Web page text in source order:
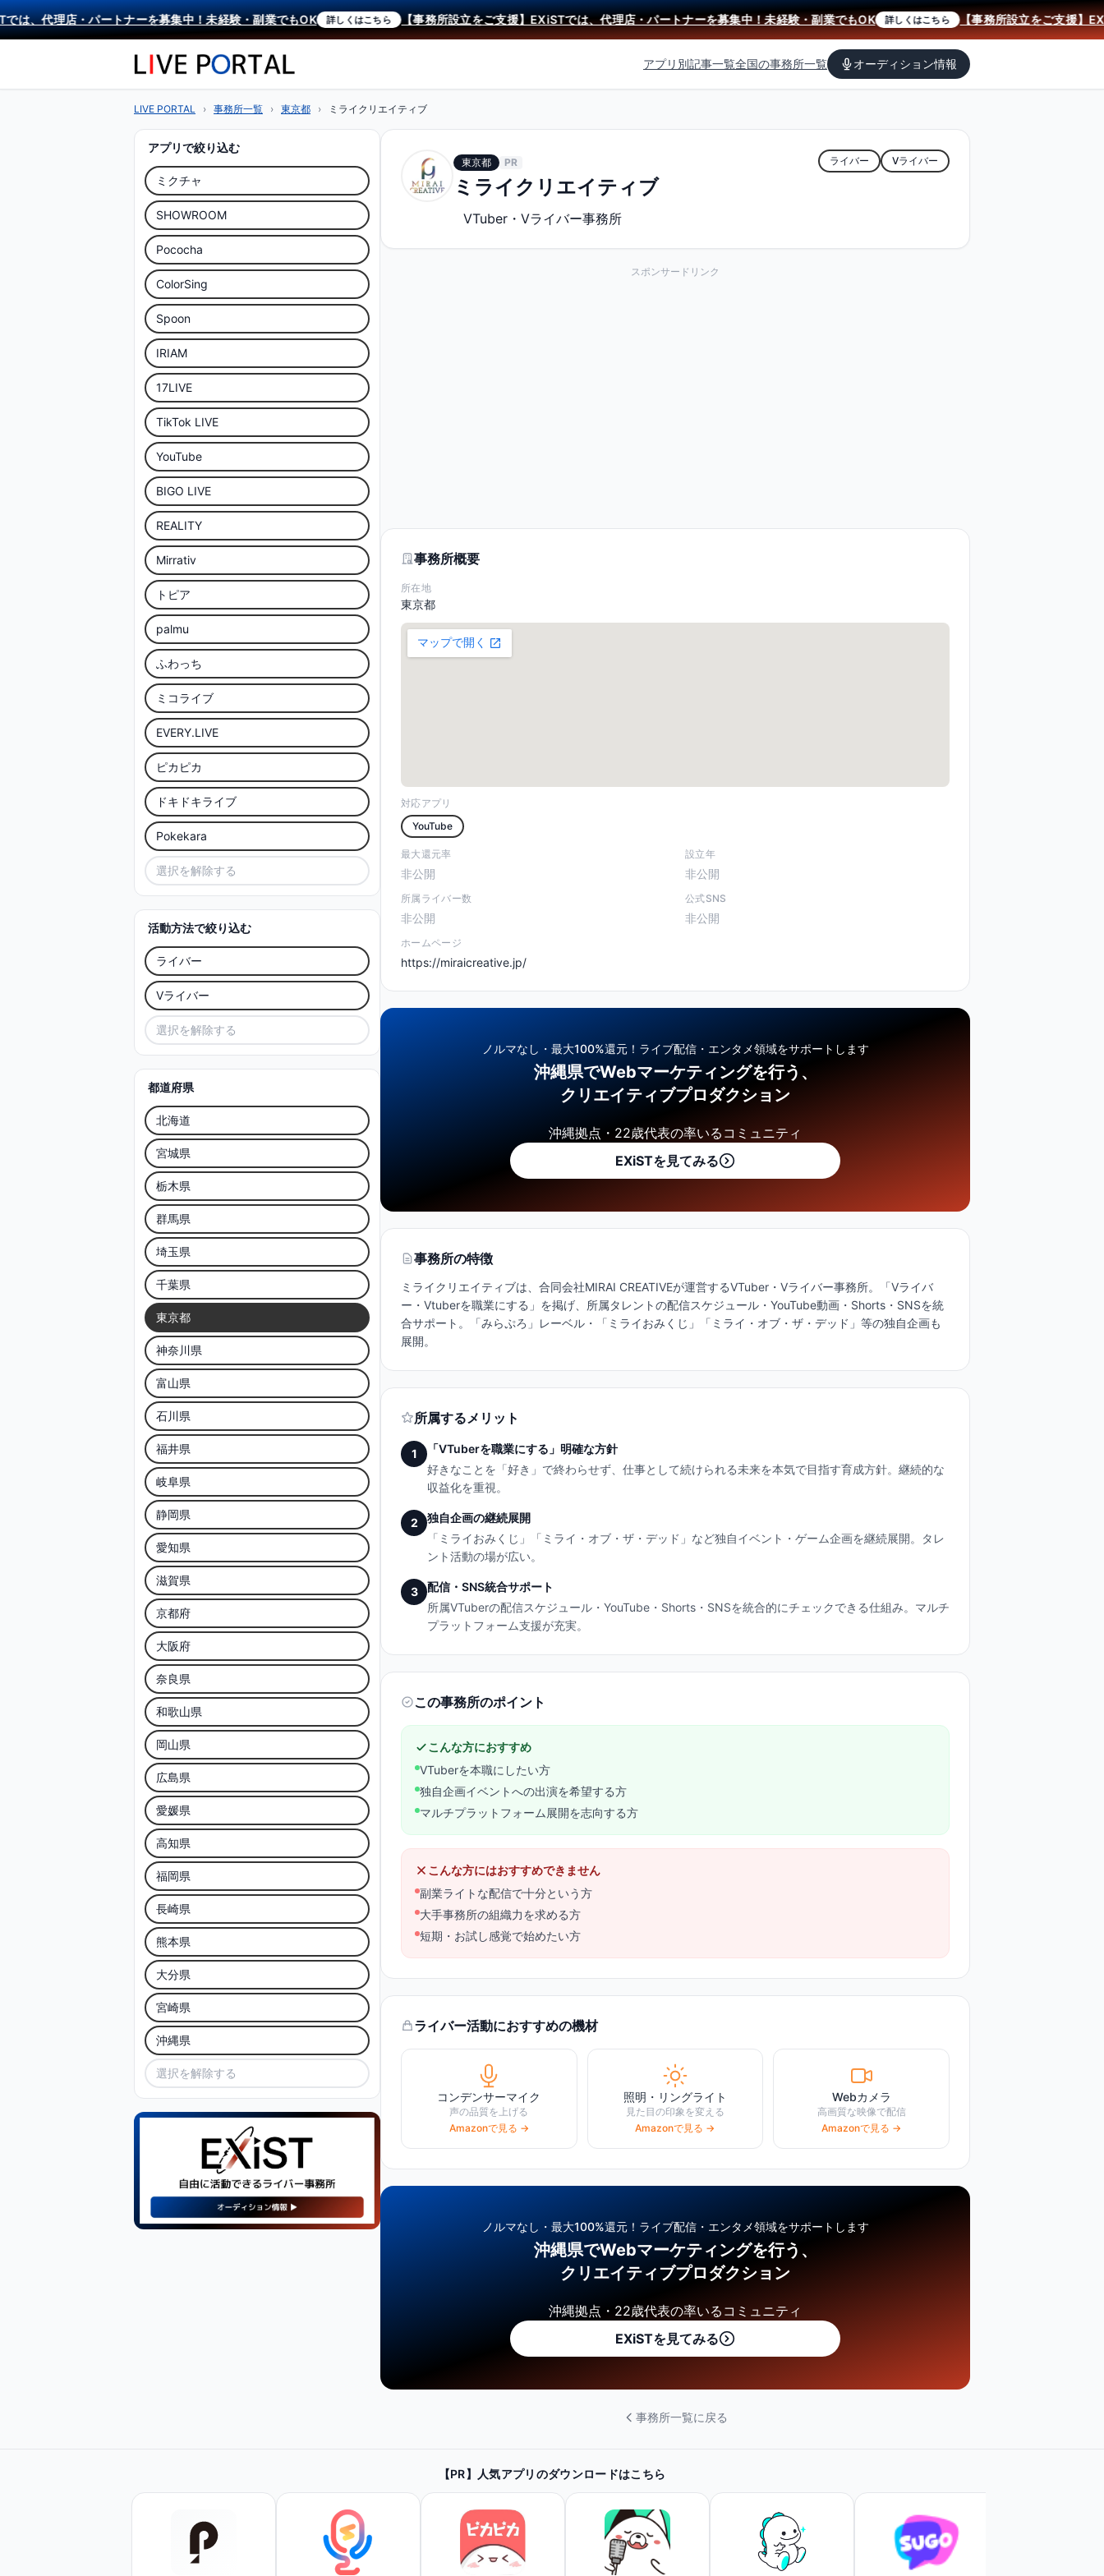
、代理店・パートナーを募集中！未経験・副業でもOK 詳しくはこちら 【事務所設立をご支援】EXiSTでは、代理店・パートナーを募集中！未経験・副業でもOK 詳しくはこちら 【事務所設立をご支援】
アプリ別記事一覧全国の事務所一覧 オーディション情報
LIVE PORTAL › 事務所一覧 › 東京都 › ミライクリエイティブ
アプリで絞り込む
ミクチャ
SHOWROOM
Pococha
ColorSing
Spoon
IRIAM
17LIVE
TikTok LIVE
YouTube
BIGO LIVE
REALITY
Mirrativ
トピア
palmu
ふわっち
ミコライブ
EVERY.LIVE
ピカピカ
ドキドキライブ
Pokekara
選択を解除する
活動方法で絞り込む
ライバー
Vライバー
選択を解除する
都道府県
北海道
宮城県
栃木県
群馬県
埼玉県
千葉県
東京都
神奈川県
富山県
石川県
福井県
岐阜県
静岡県
愛知県
滋賀県
京都府
大阪府
奈良県
和歌山県
岡山県
広島県
愛媛県
高知県
福岡県
長崎県
熊本県
大分県
宮崎県
沖縄県
選択を解除する
東京都 PR
ミライクリエイティブ
ライバー Vライバー
VTuber・Vライバー事務所
スポンサードリンク
事務所概要
所在地
東京都
対応アプリ
YouTube
最大還元率
非公開
設立年
非公開
所属ライバー数
非公開
公式SNS
非公開
ホームページ
https://miraicreative.jp/
ノルマなし・最大100%還元！ ライブ配信・エンタメ領域をサポートします
沖縄県でWebマーケティングを行う、
クリエイティブプロダクション
沖縄拠点・22歳代表の率いるコミュニティ
EXiSTを見てみる
事務所の特徴
ミライクリエイティブは、合同会社MIRAI CREATIVEが運営するVTuber・Vライバー事務所。「Vライバ
ー・Vtuberを職業にする」を掲げ、所属タレントの配信スケジュール・YouTube動画・Shorts・SNSを統
合サポート。「みらぷろ」レーベル・「ミライおみくじ」「ミライ・オブ・ザ・デッド」等の独自企画も
展開。
所属するメリット
1
「VTuberを職業にする」明確な方針
好きなことを「好き」で終わらせず、仕事として続けられる未来を本気で目指す育成方針。継続的な
収益化を重視。
2
独自企画の継続展開
「ミライおみくじ」「ミライ・オブ・ザ・デッド」など独自イベント・ゲーム企画を継続展開。タレ
ント活動の場が広い。
3
配信・SNS統合サポート
所属VTuberの配信スケジュール・YouTube・Shorts・SNSを統合的にチェックできる仕組み。マルチ
プラットフォーム支援が充実。
この事務所のポイント
こんな方におすすめ
VTuberを本職にしたい方
独自企画イベントへの出演を希望する方
マルチプラットフォーム展開を志向する方
こんな方にはおすすめできません
副業ライトな配信で十分という方
大手事務所の組織力を求める方
短期・お試し感覚で始めたい方
ライバー活動におすすめの機材
コンデンサーマイク
声の品質を上げる
Amazonで見る →
照明・リングライト
見た目の印象を変える
Amazonで見る →
Webカメラ
高画質な映像で配信
Amazonで見る →
ノルマなし・最大100%還元！ ライブ配信・エンタメ領域をサポートします
沖縄県でWebマーケティングを行う、
クリエイティブプロダクション
沖縄拠点・22歳代表の率いるコミュニティ
EXiSTを見てみる
事務所一覧に戻る
【PR】人気アプリのダウンロードはこちら